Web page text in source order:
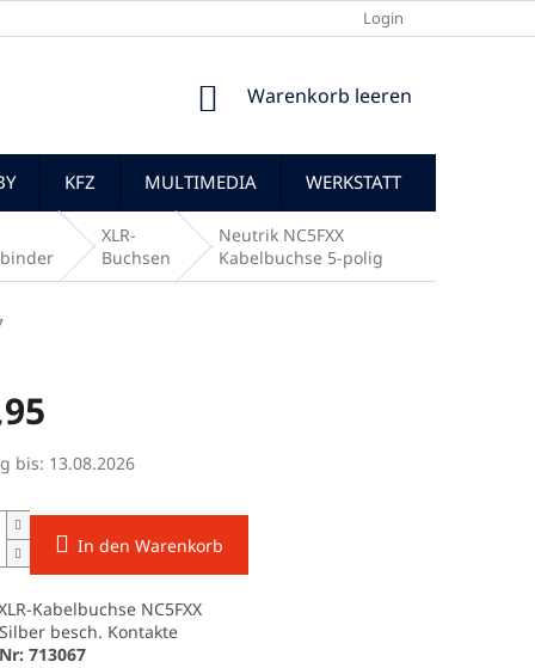
Login
WARENKORB
Warenkorb leeren
KFZ MULTIMEDIA WERKSTATT
XLR-
Buchsen
Neutrik NC5FXX
Kabelbuchse 5-polig
bis: 13.08.2026
In den Warenkorb
Kabelbuchse NC5FXX
besch. Kontakte
713067